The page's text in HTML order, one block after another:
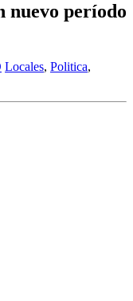
nuevo período
Locales, Politica,